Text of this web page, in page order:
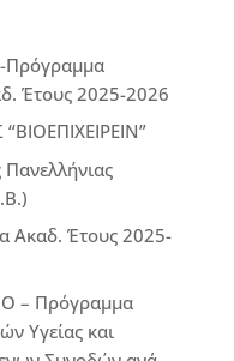
Πρόγραμμα
Έτους 2025-2026
Ακαδ. Έτους 2025-
– Πρόγραμμα
Υγείας και